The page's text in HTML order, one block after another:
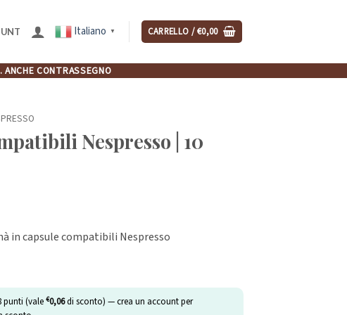
Italiano ▼ CARRELLO /€0,00
CONTRASSEGNO
Nespresso | 10
in capsule compatibili Nespresso
punti (vale €0,06di sconto) — crea un account per